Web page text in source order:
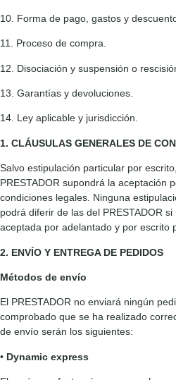
10. Forma de pago, gastos y
11. Proceso de compra.
12. Disociación y suspensión o
13. Garantías y devoluciones.
14. Ley aplicable y jurisdicción.
1. CLÁUSULAS GENERALES DE
Salvo estipulación particular por
PRESTADOR supondrá la aceptación
condiciones legales. Ninguna
podrá diferir de las del PRESTADOR
aceptada por adelantado y por escrito
2. ENVÍO Y ENTREGA DE PEDIDOS
Métodos de envío
El PRESTADOR no enviará ningún
comprobado que se ha realizado
de envío serán los siguientes:
• Dynamic express